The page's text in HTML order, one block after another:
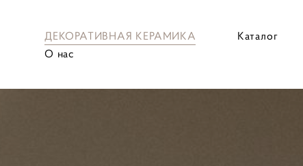
ДЕКОРАТИВНАЯ КЕРАМИКА
Каталог
О нас